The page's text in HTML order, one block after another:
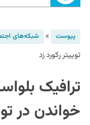
پیوست » شبکه‌های
توییتر رکورد زد
ترافیک
خواندن در